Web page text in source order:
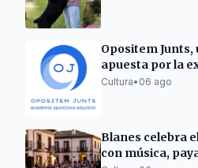
Opositem Junts,
apuesta por la
preparación de
Cultura• 06 ago
Blanes celebra
con música,